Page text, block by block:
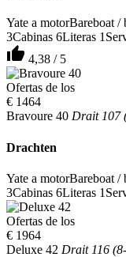
Yate a motorBareboat /
3Cabinas 6Literas 1
thumb_up 4,38 / 5
Ofertas de los
€ 1464
Bravoure 40 Drait 107
Drachten
Yate a motorBareboat /
3Cabinas 6Literas 1
Ofertas de los
€ 1964
Deluxe 42 Drait 116